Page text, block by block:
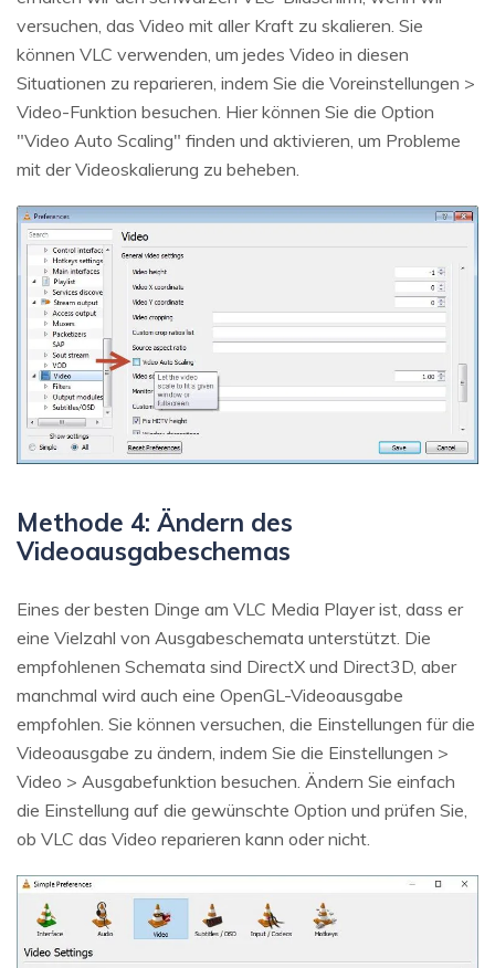
versuchen, das Video mit aller Kraft zu skalieren. Sie
können VLC verwenden, um jedes Video in diesen
Situationen zu reparieren, indem Sie die Voreinstellungen >
Video-Funktion besuchen. Hier können Sie die Option
"Video Auto Scaling" finden und aktivieren, um Probleme
mit der Videoskalierung zu beheben.
Methode 4: Ändern des
Videoausgabeschemas
Eines der besten Dinge am VLC Media Player ist, dass er
eine Vielzahl von Ausgabeschemata unterstützt. Die
empfohlenen Schemata sind DirectX und Direct3D, aber
manchmal wird auch eine OpenGL-Videoausgabe
empfohlen. Sie können versuchen, die Einstellungen für die
Videoausgabe zu ändern, indem Sie die Einstellungen >
Video > Ausgabefunktion besuchen. Ändern Sie einfach
die Einstellung auf die gewünschte Option und prüfen Sie,
ob VLC das Video reparieren kann oder nicht.